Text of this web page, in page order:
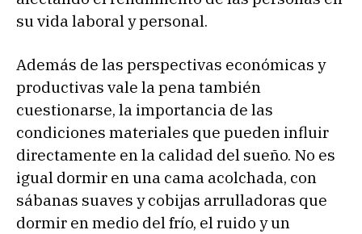
su vida laboral y personal.
Además de las perspectivas económicas y
productivas vale la pena también
cuestionarse, la importancia de las
condiciones materiales que pueden influir
directamente en la calidad del sueño. No es
igual dormir en una cama acolchada, con
sábanas suaves y cobijas arrulladoras que
dormir en medio del frío, el ruido y un